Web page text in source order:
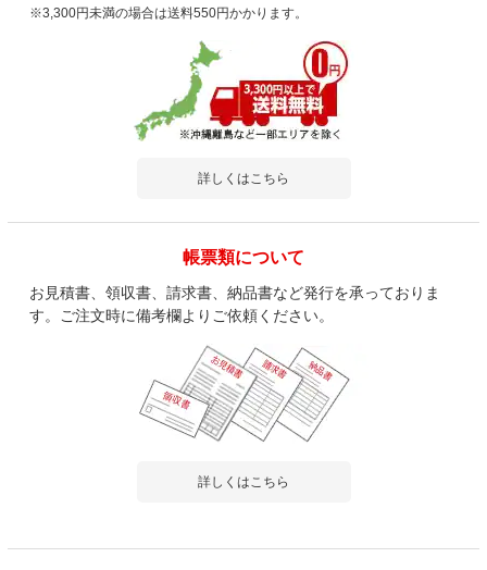
※3,300円未満の場合は送料550円かかります。
詳しくはこちら
帳票類について
お見積書、領収書、請求書、納品書など発行を承っておりま
す。ご注文時に備考欄よりご依頼ください。
詳しくはこちら